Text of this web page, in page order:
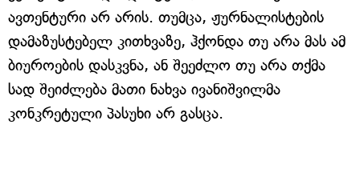
ავთენტური არ არის. თუმცა, ჟურნალისტების
დამაზუსტებელ კითხვაზე, ჰქონდა თუ არა მას ამ
ბიუროების დასკვნა, ან შეეძლო თუ არა თქმა
სად შეიძლება მათი ნახვა ივანიშვილმა
კონკრეტული პასუხი არ გასცა.